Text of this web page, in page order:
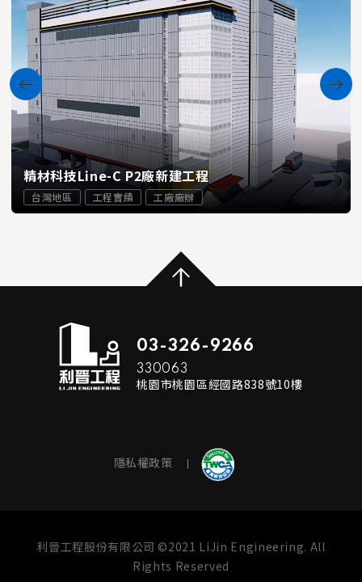
精材科技Line-C P2廠新建工程
台灣地區 工程實績 工廠廠辦
03-326-9266
330063
桃園市桃園區經國路838號10樓
隱私權政策
利晉工程股份有限公司 ©2021 LiJin Engineering. All
Rights Reserved